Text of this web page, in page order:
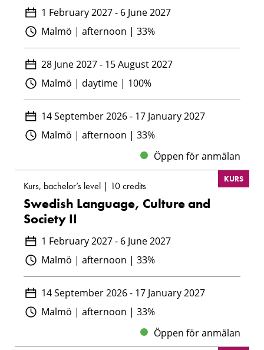
1 February 2027 - 6 June 2027
Malmö | afternoon | 33%
28 June 2027 - 15 August 2027
Malmö | daytime | 100%
14 September 2026 - 17 January 2027
Malmö | afternoon | 33%
Öppen för anmälan
KURS
Kurs, bachelor’s level | 10 credits
Swedish Language, Culture and
Society II
1 February 2027 - 6 June 2027
Malmö | afternoon | 33%
14 September 2026 - 17 January 2027
Malmö | afternoon | 33%
Öppen för anmälan